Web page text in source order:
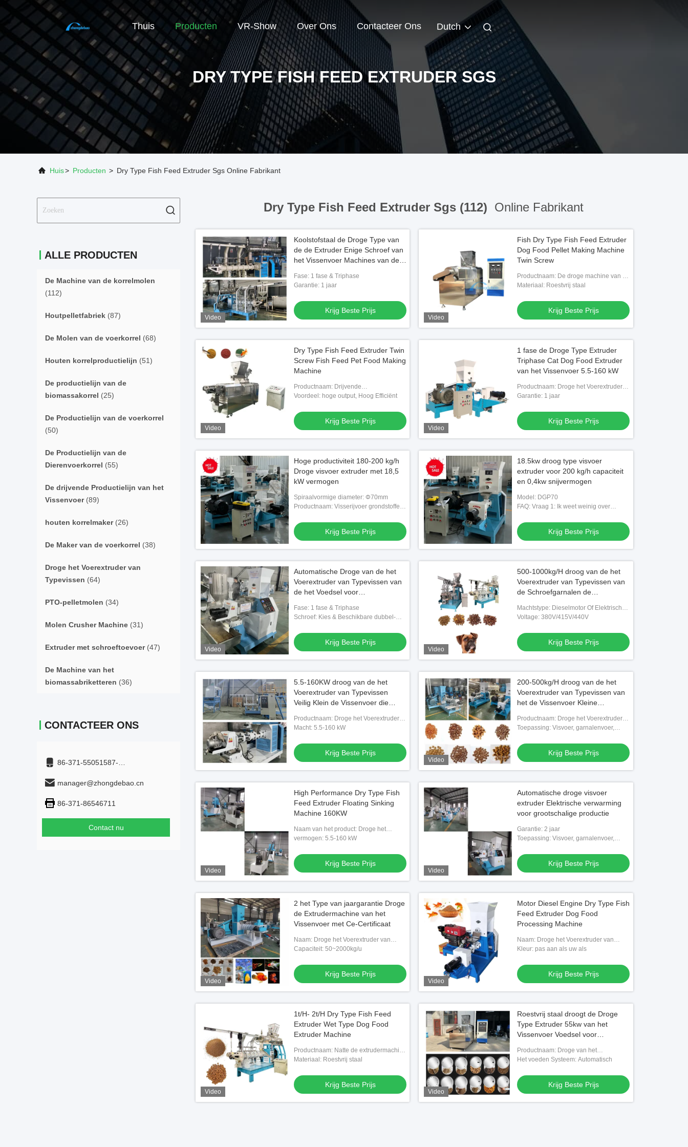
Thuis Producten VR-Show Over Ons Contacteer Ons Dutch
DRY TYPE FISH FEED EXTRUDER SGS
Huis> Producten > Dry Type Fish Feed Extruder Sgs Online Fabrikant
ALLE PRODUCTEN
De Machine van de korrelmolen
(112)
Houtpelletfabriek (87)
De Molen van de voerkorrel (68)
Houten korrelproductielijn (51)
De productielijn van de
biomassakorrel (25)
De Productielijn van de voerkorrel
(50)
De Productielijn van de
Dierenvoerkorrel (55)
De drijvende Productielijn van het
Vissenvoer(89)
houten korrelmaker(26)
De Maker van de voerkorrel (38)
Droge het Voerextruder van
Typevissen (64)
PTO-pelletmolen (34)
Molen Crusher Machine (31)
Extruder met schroeftoevoer(47)
De Machine van het
biomassabriketteren (36)
CONTACTEER ONS
86-371-55051587-
manager@zhongdebao.cn
86-371-86546711
Contact nu
Dry Type Fish Feed Extruder Sgs (112) Online Fabrikant
Video
Koolstofstaal de Droge Type van
de de Extruder Enige Schroef van
het Vissenvoer Machines van de
Fase: 1 fase & Triphase
Garantie: 1 jaar
Krijg Beste Prijs
Video
Fish Dry Type Fish Feed Extruder
Dog Food Pellet Making Machine
Twin Screw
Productnaam: De droge machine van de
het voerextruder van typevissen
Materiaal: Roestvrij staal
Krijg Beste Prijs
Video
Dry Type Fish Feed Extruder Twin
Screw Fish Feed Pet Food Making
Machine
Productnaam: Drijvende
visvoermachine met dubbele schroef
Voordeel: hoge output, Hoog Efficiënt
Krijg Beste Prijs
Video
1 fase de Droge Type Extruder
Triphase Cat Dog Food Extruder
van het Vissenvoer 5.5-160 kW
Productnaam: Droge het Voerextruder
van Typevissen
Garantie: 1 jaar
Krijg Beste Prijs
Hoge productiviteit 180-200 kg/h
Droge visvoer extruder met 18,5
kW vermogen
Spiraalvormige diameter: Φ70mm
Productnaam: Visserijvoer grondstoffen
pellets voor huisdieren
Krijg Beste Prijs
18.5kw droog type visvoer
extruder voor 200 kg/h capaciteit
en 0,4kw snijvermogen
Model: DGP70
FAQ: Vraag 1: Ik weet weinig over
zorgen.uw streeftijd per uur, het a
Krijg Beste Prijs
Video
Automatische Droge van de het
Voerextruder van Typevissen van
de het Voedsel voor
Machine Drijvende Vissen het
Fase: 1 fase & Triphase
Schroef: Kies & Beschikbare dubbel-
Krijg Beste Prijs
Video
500-1000kg/H droog van de het
Voerextruder van Typevissen van
de Schroefgarnalen de
Voerkorrel
Machtstype: Dieselmotor Of Elektrisch
Type
Voltage: 380V/415V/440V
Krijg Beste Prijs
5.5-160KW droog van de het
Voerextruder van Typevissen
Veilig Klein de Vissenvoer die
Productnaam: Droge het Voerextruder
van Typevissen
Macht: 5.5-160 kW
Krijg Beste Prijs
Video
200-500kg/H droog van de het
Voerextruder van Typevissen van
het de Vissenvoer Kleine
Productnaam: Droge het Voerextruder
van Typevissen
Toepassing: Visvoer, garnalenvoer,
Krijg Beste Prijs
Video
High Performance Dry Type Fish
Feed Extruder Floating Sinking
Machine 160KW
Naam van het product: Droge het
Voerextruder van Typevissen
vermogen: 5.5-160 kW
Krijg Beste Prijs
Video
Automatische droge visvoer
extruder Elektrische verwarming
voor grootschalige productie
Garantie: 2 jaar
Toepassing: Visvoer, garnalenvoer,
Krijg Beste Prijs
Video
2 het Type van jaargarantie Droge
de Extrudermachine van het
Vissenvoer met Ce-Certificaat
Naam: Droge het Voerextruder van
Typevissen
Capaciteit: 50~2000kg/u
Krijg Beste Prijs
Video
Motor Diesel Engine Dry Type Fish
Feed Extruder Dog Food
Processing Machine
Naam: Droge het Voerextruder van
Typevissen
Kleur: pas aan als uw als
Krijg Beste Prijs
Video
1t/H- 2t/H Dry Type Fish Feed
Extruder Wet Type Dog Food
Extruder Machine
Productnaam: Natte de extrudermachine
van de Type Tweelingschroef
Materiaal: Roestvrij staal
Krijg Beste Prijs
Video
Roestvrij staal droogt de Droge
Type Extruder 55kw van het
Vissenvoer Voedsel voor
Productnaam: Droge van het
Typevissen/Huisdier Voerextruder
Het voeden Systeem: Automatisch
Krijg Beste Prijs